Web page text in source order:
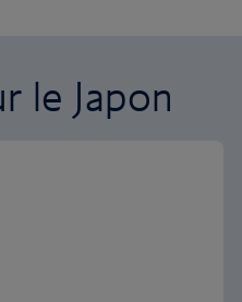
le Japon